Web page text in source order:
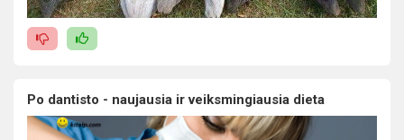
Po dantisto - naujausia ir veiksmingiausia dieta